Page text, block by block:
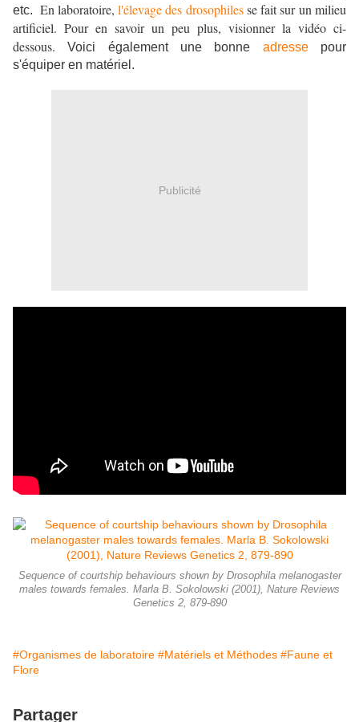
etc. En laboratoire,l'élevage des drosophilesse fait sur un milieu
artificiel. Pour en savoir un peu plus, visionner la vidéo ci-
dessous. Voici également une bonne adressepour
s'équiper en matériel.
Publicité
Sequence of courtship behaviours shown by Drosophila melanogaster
males towards females. Marla B. Sokolowski (2001), Nature Reviews
Genetics 2, 879-890
#Organismes de laboratoire #Matériels et Méthodes #Faune et
Flore
Partager